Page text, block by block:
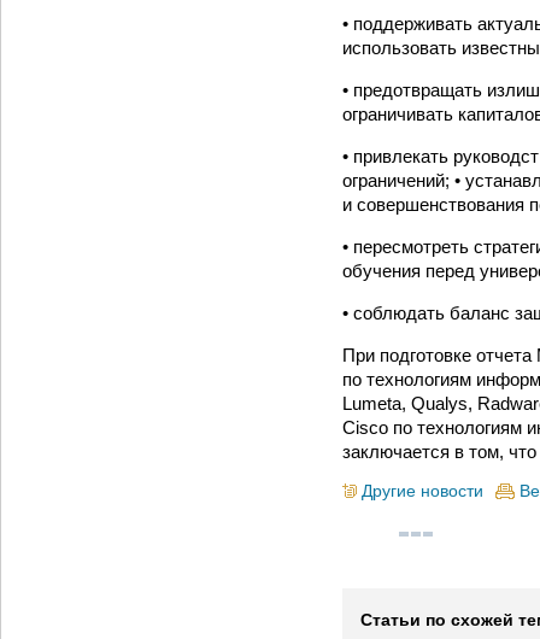
• поддерживать
использовать
• предотвращать
ограничивать
• привлекать
ограничений; •
и совершенствования
• пересмотреть
обучения перед
• соблюдать баланс
При подготовке
по технологиям
Lumeta, Qualys,
Cisco по технологиям
заключается в том,
Другие новости
Статьи по схожей